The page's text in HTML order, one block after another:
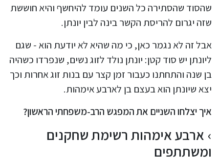
שהסוד שהסתירה כל השנים עומד להיחשף והיא חוששת
שזה יגרום להריסת הקשר בינה לבין יונתן.
אבל זה לא נגמר כאן, כי מה שהיא לא יודעת הוא - שגם
ליונתן יש סוד קטן: יונתן נולד לזוג נשים, שנפרדו כשהיה
בן שנה והתחתנו כעבור זמן קצר עם בנות זוג אחרות וכך
יצא שיונתן הוא בעצם בן לארבע אימהות.
איך יצלחו השניים את המפגש הרב-משפחתי הראשון?
ארבע אימהות רשימת שחקנים
ומשתתפים